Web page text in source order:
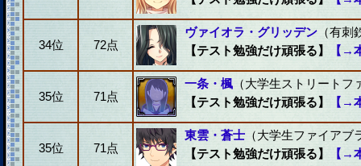
34位 72点
ヴァイオラ・グリッデン （有
【テスト勉強だけ頑張る】
【→
35位 71点
一条・楓 （大学生ストリートフ
【テスト勉強だけ頑張る】
【→
35位 71点
東雲・蒼士 （大学生ファイアブ
【テスト勉強だけ頑張る】
【→